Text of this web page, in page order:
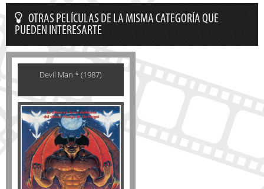
OTRAS PELÍCULAS DE LA MISMA CATEGORÍA QUE
PUEDEN INTERESARTE
Devil Man * (1987)